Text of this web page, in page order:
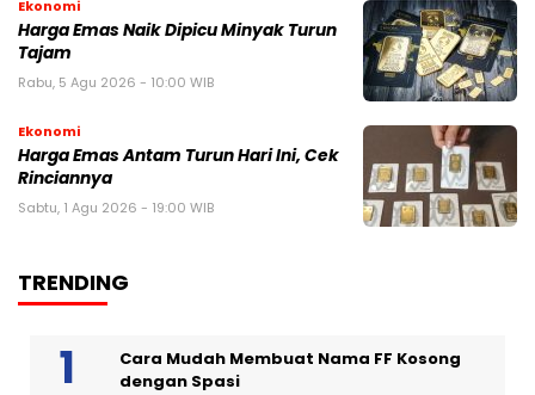
Ekonomi
Harga Emas Naik Dipicu Minyak Turun
Tajam
Rabu, 5 Agu 2026 - 10:00 WIB
Ekonomi
Harga Emas Antam Turun Hari Ini, Cek
Rinciannya
Sabtu, 1 Agu 2026 - 19:00 WIB
TRENDING
Cara Mudah Membuat Nama FF Kosong
dengan Spasi